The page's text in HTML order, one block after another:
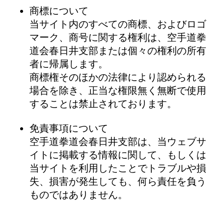
商標について
当サイト内のすべての商標、およびロゴ
マーク、商号に関する権利は、空手道拳
道会春日井支部または個々の権利の所有
者に帰属します。
商標権そのほかの法律により認められる
場合を除き、正当な権限無く無断で使用
することは禁止されております。
免責事項について
空手道拳道会春日井支部は、当ウェブサ
イトに掲載する情報に関して、もしくは
当サイトを利用したことでトラブルや損
失、損害が発生しても、何ら責任を負う
ものではありません。